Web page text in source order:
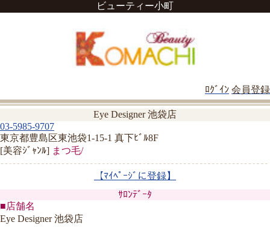
ビューティー小町
ﾛｸﾞｲﾝ 会員登録
Eye Designer 池袋店
03-5985-9707
東京都豊島区東池袋1-15-1 真下ﾋﾞﾙ8F
[美容ｼﾞｬﾝﾙ] まつ毛/
【ﾏｲﾍﾟｰｼﾞに登録】
ｻﾛﾝﾃﾞｰﾀ
■店舗名
Eye Designer 池袋店